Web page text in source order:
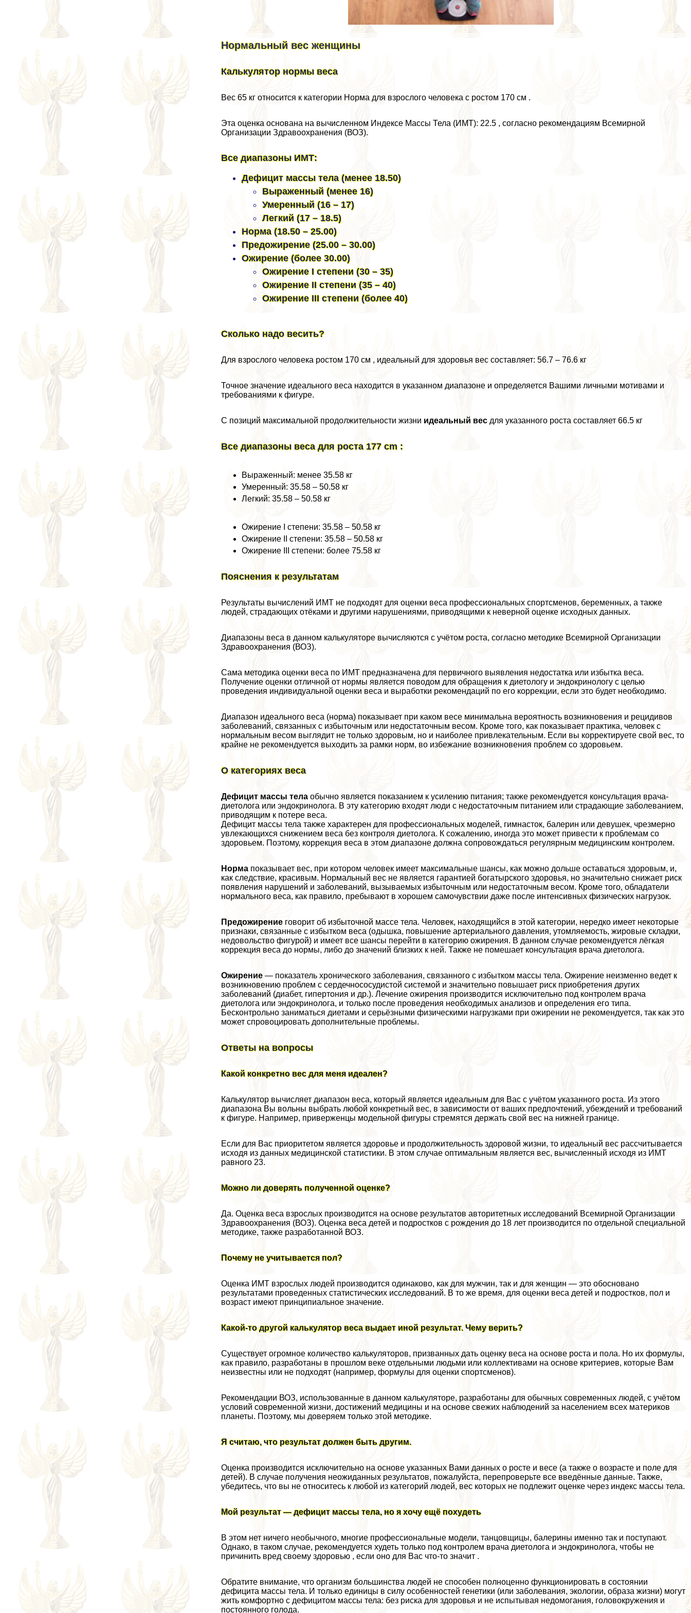
Нормальный вес женщины
Калькулятор нормы веса
Вес 65 кг относится к категории Норма для взрослого человека с ростом 170 см .
Эта оценка основана на вычисленном Индексе Массы Тела (ИМТ): 22.5 , согласно рекомендациям Всемирной
Организации Здравоохранения (ВОЗ).
Все диапазоны ИМТ:
Дефицит массы тела (менее 18.50)
Выраженный (менее 16)
Умеренный (16 – 17)
Легкий (17 – 18.5)
Норма (18.50 – 25.00)
Предожирение (25.00 – 30.00)
Ожирение (более 30.00)
Ожирение I степени (30 – 35)
Ожирение II степени (35 – 40)
Ожирение III степени (более 40)
Сколько надо весить?
Для взрослого человека ростом 170 см , идеальный для здоровья вес составляет: 56.7 – 76.6 кг
Точное значение идеального веса находится в указанном диапазоне и определяется Вашими личными мотивами и
требованиями к фигуре.
С позиций максимальной продолжительности жизни идеальный вес для указанного роста составляет 66.5 кг
Все диапазоны веса для роста 177 cm :
Выраженный: менее 35.58 кг
Умеренный: 35.58 – 50.58 кг
Легкий: 35.58 – 50.58 кг
Ожирение I степени: 35.58 – 50.58 кг
Ожирение II степени: 35.58 – 50.58 кг
Ожирение III степени: более 75.58 кг
Пояснения к результатам
Результаты вычислений ИМТ не подходят для оценки веса профессиональных спортсменов, беременных, а также
людей, страдающих отёками и другими нарушениями, приводящими к неверной оценке исходных данных.
Диапазоны веса в данном калькуляторе вычисляются с учётом роста, согласно методике Всемирной Организации
Здравоохранения (ВОЗ).
Сама методика оценки веса по ИМТ предназначена для первичного выявления недостатка или избытка веса.
Получение оценки отличной от нормы является поводом для обращения к диетологу и эндокринологу с целью
проведения индивидуальной оценки веса и выработки рекомендаций по его коррекции, если это будет необходимо.
Диапазон идеального веса (норма) показывает при каком весе минимальна вероятность возникновения и рецидивов
заболеваний, связанных с избыточным или недостаточным весом. Кроме того, как показывает пpaктика, человек с
нормальным весом выглядит не только здоровым, но и наиболее привлекательным. Если вы корректируете свой вес, то
крайне не рекомендуется выходить за рамки норм, во избежание возникновения проблем со здоровьем.
О категориях веса
Дефицит массы тела обычно является показанием к усилению питания; также рекомендуется консультация врача-
диетолога или эндокринолога. В эту категорию входят люди с недостаточным питанием или страдающие заболеванием,
приводящим к потере веса.
Дефицит массы тела также хаpaктерен для профессиональных моделей, гимнасток, балерин или дeвyшек, чрезмерно
увлекающихся снижением веса без контроля диетолога. К сожалению, иногда это может привести к проблемам со
здоровьем. Поэтому, коррекция веса в этом диапазоне должна сопровождаться регулярным медицинским контролем.
Норма показывает вес, при котором человек имеет максимальные шансы, как можно дольше оставаться здоровым, и,
как следствие, красивым. Нормальный вес не является гарантией богатырского здоровья, но значительно снижает риск
появления нарушений и заболеваний, вызываемых избыточным или недостаточным весом. Кроме того, обладатели
нормального веса, как правило, пребывают в хорошем самочувствии даже после интенсивных физических нагрузок.
Предожирение говорит об избыточной массе тела. Человек, находящийся в этой категории, нередко имеет некоторые
признаки, связанные с избытком веса (одышка, повышение артериального давления, утомляемость, жировые складки,
недовольство фигурой) и имеет все шансы перейти в категорию ожирения. В данном случае рекомендуется лёгкая
коррекция веса до нормы, либо до значений близких к ней. Также не помешает консультация врача диетолога.
Ожирение — показатель хронического заболевания, связанного с избытком массы тела. Ожирение неизменно ведет к
возникновению проблем с сердечнососудистой системой и значительно повышает риск приобретения других
заболеваний (диабет, гипертония и др.). Лечение ожирения производится исключительно под контролем врача
диетолога или эндокринолога, и только после проведения необходимых анализов и определения его типа.
Бесконтрольно заниматься диетами и серьёзными физическими нагрузками при ожирении не рекомендуется, так как это
может спровоцировать дополнительные проблемы.
Ответы на вопросы
Какой конкретно вес для меня идеален?
Калькулятор вычисляет диапазон веса, который является идеальным для Вас с учётом указанного роста. Из этого
диапазона Вы вольны выбрать любой конкретный вес, в зависимости от ваших предпочтений, убеждений и требований
к фигуре. Например, приверженцы модельной фигуры стремятся держать свой вес на нижней границе.
Если для Вас приоритетом является здоровье и продолжительность здоровой жизни, то идеальный вес рассчитывается
исходя из данных медицинской статистики. В этом случае оптимальным является вес, вычисленный исходя из ИМТ
равного 23.
Можно ли доверять полученной оценке?
Да. Оценка веса взрослых производится на основе результатов авторитетных исследований Всемирной Организации
Здравоохранения (ВОЗ). Оценка веса детей и подростков с рождения до 18 лет производится по отдельной специальной
методике, также разработанной ВОЗ.
Почему не учитывается пол?
Оценка ИМТ взрослых людей производится одинаково, как для мужчин, так и для женщин — это обосновано
результатами проведенных статистических исследований. В то же время, для оценки веса детей и подростков, пол и
возраст имеют принципиальное значение.
Какой-то другой калькулятор веса выдает иной результат. Чему верить?
Существует огромное количество калькуляторов, призванных дать оценку веса на основе роста и пола. Но их формулы,
как правило, разработаны в прошлом веке отдельными людьми или коллективами на основе критериев, которые Вам
неизвестны или не подходят (например, формулы для оценки спортсменов).
Рекомендации ВОЗ, использованные в данном калькуляторе, разработаны для обычных современных людей, с учётом
условий современной жизни, достижений медицины и на основе свежих наблюдений за населением всех материков
планеты. Поэтому, мы доверяем только этой методике.
Я считаю, что результат должен быть другим.
Оценка производится исключительно на основе указанных Вами данных о росте и весе (а также о возрасте и поле для
детей). В случае получения неожиданных результатов, пожалуйста, перепроверьте все введённые данные. Также,
убедитесь, что вы не относитесь к любой из категорий людей, вес которых не подлежит оценке через индекс массы тела.
Мой результат — дефицит массы тела, но я хочу ещё похудеть
В этом нет ничего необычного, многие профессиональные модели, танцовщицы, балерины именно так и поступают.
Однако, в таком случае, рекомендуется худеть только под контролем врача диетолога и эндокринолога, чтобы не
причинить вред своему здоровью , если оно для Вас что-то значит .
Обратите внимание, что организм большинства людей не способен полноценно функционировать в состоянии
дефицита массы тела. И только единицы в силу особенностей генетики (или заболевания, экологии, образа жизни) могут
жить комфортно с дефицитом массы тела: без риска для здоровья и не испытывая недомогания, головокружения и
постоянного голода.